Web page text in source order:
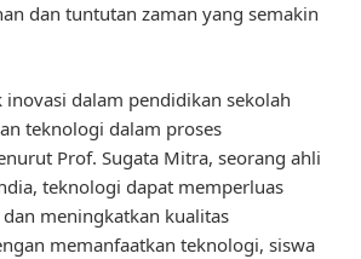
dan tuntutan zaman yang semakin
inovasi dalam pendidikan sekolah
teknologi dalam proses
Prof. Sugata Mitra, seorang ahli
teknologi dapat memperluas
meningkatkan kualitas
memanfaatkan teknologi, siswa